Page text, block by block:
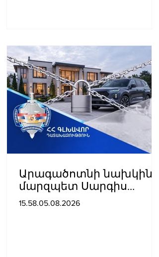
Արագածոտնի նախկին
մարզպետ Սարգիս
Սահակյանից հօգուտ
15.58.05.08.2026